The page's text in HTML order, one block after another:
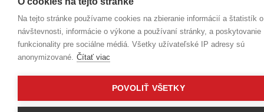
Na tejto stránke používame cookies na zbieranie informácií a štatistík o
návštevnosti, informácie o výkone a používaní stránky, a poskytovanie
funkcionality pre sociálne médiá. Všetky užívateľské IP adresy sú
anonymizované. Čítať viac
POVOLIŤ VŠETKY